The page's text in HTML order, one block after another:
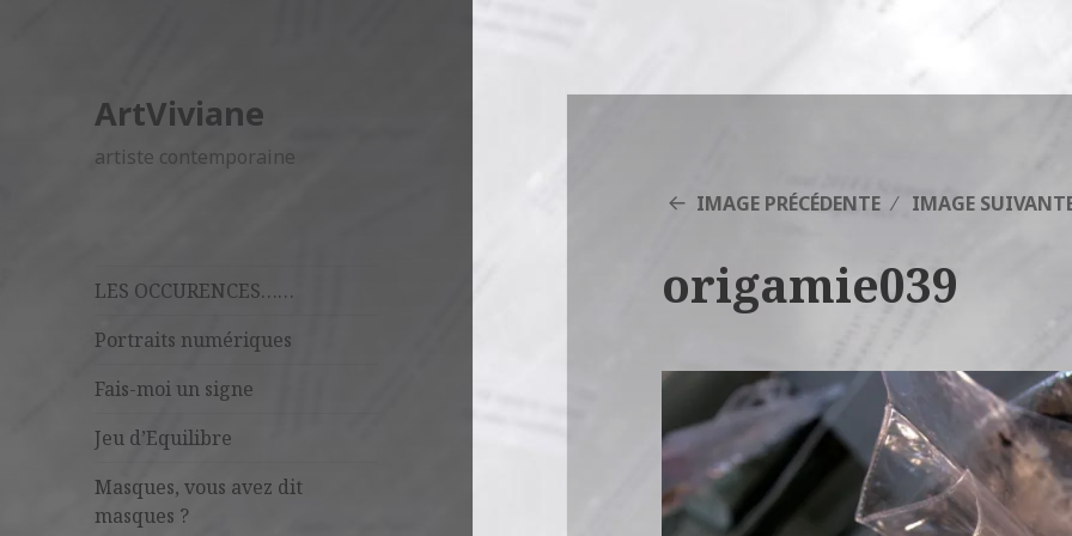
ArtViviane
artiste contemporaine
LES OCCURENCES……
Portraits numériques
Fais-moi un signe
Jeu d’Equilibre
Masques, vous avez dit
masques ?
IMAGE PRÉCÉDENTE IMAGE
origamie039